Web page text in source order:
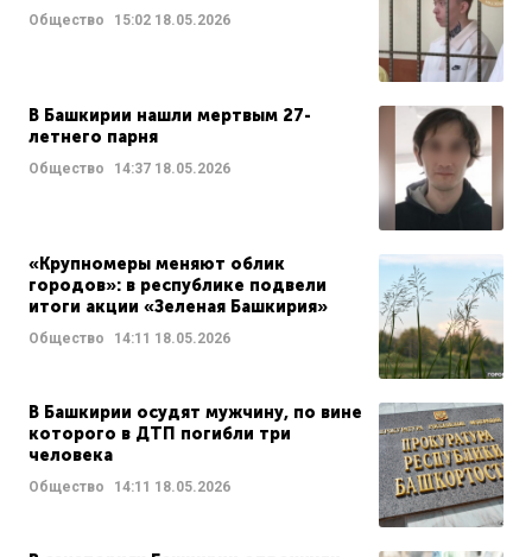
Общество 15:02 18.05.2026
В Башкирии нашли мертвым 27-
летнего парня
Общество 14:37 18.05.2026
«Крупномеры меняют облик
городов»: в республике подвели
итоги акции «Зеленая Башкирия»
Общество 14:11 18.05.2026
В Башкирии осудят мужчину, по вине
которого в ДТП погибли три
человека
Общество 14:11 18.05.2026